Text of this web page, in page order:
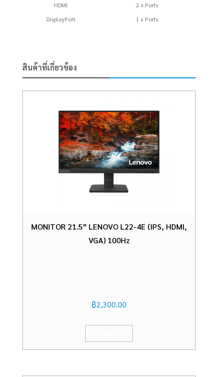
HDMI
2 x Ports
DisplayPort
1 x Ports
สินค้าที่เกี่ยวข้อง
MONITOR 21.5” LENOVO L22-4E (IPS, HDMI,
VGA) 100Hz
฿2,300.00